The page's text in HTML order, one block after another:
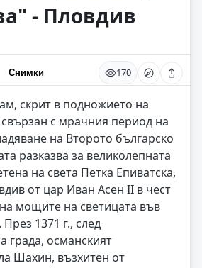
- Пловдив
Снимки 170
скрит в подножието на
с мрачния период на
на Второто българско
разказва за великолепната
на света Петка Епиватска,
от цар Иван Асен II в чест
мощите на светицата във
1371 г., след
града, османският
Шахин, възхитен от